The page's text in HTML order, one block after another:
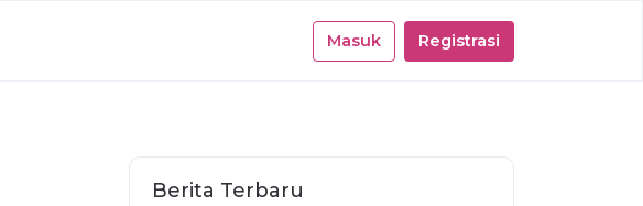
Masuk Registrasi
Berita Terbaru